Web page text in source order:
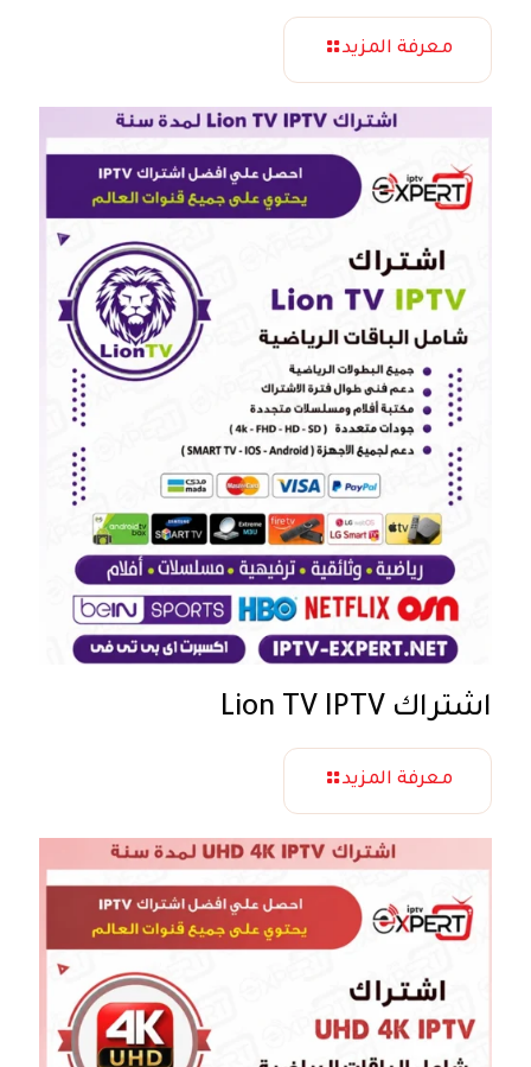
معرفة المزيد
اشتراك Lion TV IPTV
معرفة المزيد